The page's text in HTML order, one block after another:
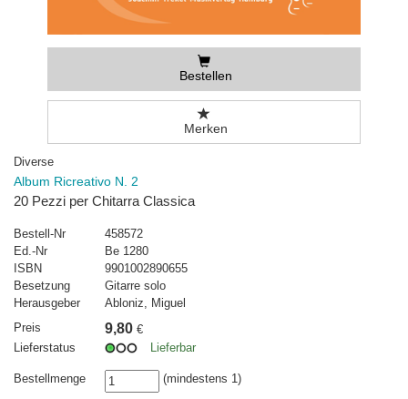
Bestellen
Merken
Diverse
Album Ricreativo N. 2
20 Pezzi per Chitarra Classica
Bestell-Nr
458572
Ed.-Nr
Be 1280
ISBN
9901002890655
Besetzung
Gitarre solo
Herausgeber
Abloniz, Miguel
Preis
9,80 €
Lieferstatus
Lieferbar
Bestellmenge (mindestens 1)